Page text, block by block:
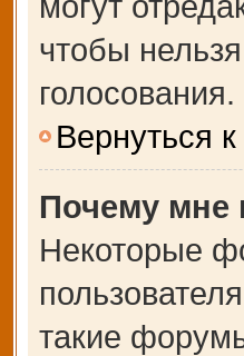
чтобы
голосования.
Вернуться
Почему мне
Некоторые
такие